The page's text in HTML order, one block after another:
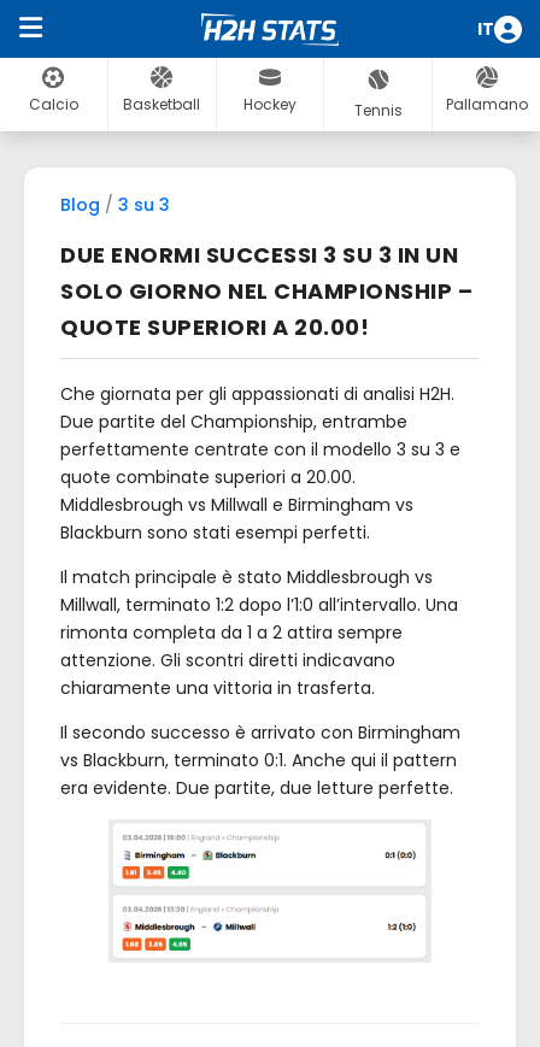
IT
Calcio Basketball Hockey Tennis Pallamano
Blog / 3 su 3
DUE ENORMI SUCCESSI 3 SU 3 IN UN
SOLO GIORNO NEL CHAMPIONSHIP –
QUOTE SUPERIORI A 20.00!
Che giornata per gli appassionati di analisi H2H.
Due partite del Championship, entrambe
perfettamente centrate con il modello 3 su 3 e
quote combinate superiori a 20.00.
Middlesbrough vs Millwall e Birmingham vs
Blackburn sono stati esempi perfetti.
Il match principale è stato Middlesbrough vs
Millwall, terminato 1:2 dopo l’1:0 all’intervallo. Una
rimonta completa da 1 a 2 attira sempre
attenzione. Gli scontri diretti indicavano
chiaramente una vittoria in trasferta.
Il secondo successo è arrivato con Birmingham
vs Blackburn, terminato 0:1. Anche qui il pattern
era evidente. Due partite, due letture perfette.